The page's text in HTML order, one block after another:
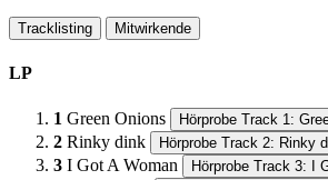
Tracklisting Mitwirkende
LP
1 Green Onions Hörprobe Track 1:
2 Rinky dink Hörprobe Track 2: Rinky
3 I Got A Woman Hörprobe Track 3: I